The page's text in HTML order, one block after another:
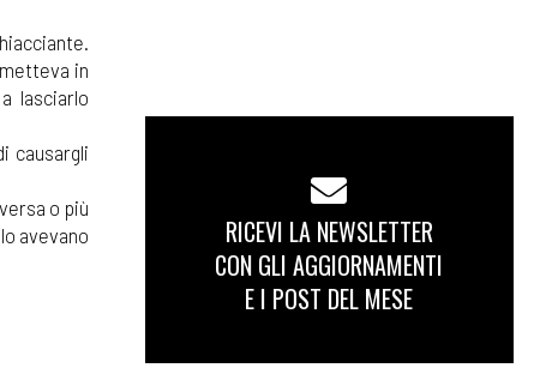
in
lasciarlo
causargli
o più
avevano
RICEVI LA NEWSLETTER
CON GLI AGGIORNAMENTI
E I POST DEL MESE